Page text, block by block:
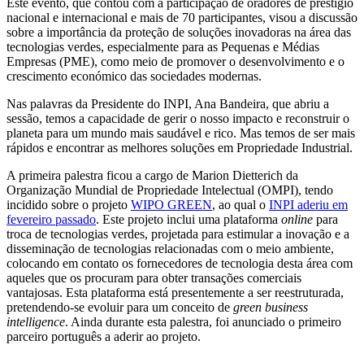
Este evento, que contou com a participação de oradores de prestígio
nacional e internacional e mais de 70 participantes, visou a discussão
sobre a importância da proteção de soluções inovadoras na área das
tecnologias verdes, especialmente para as Pequenas e Médias
Empresas (PME), como meio de promover o desenvolvimento e o
crescimento económico das sociedades modernas.
Nas palavras da Presidente do INPI, Ana Bandeira, que abriu a
sessão, temos a capacidade de gerir o nosso impacto e reconstruir o
planeta para um mundo mais saudável e rico. Mas temos de ser mais
rápidos e encontrar as melhores soluções em Propriedade Industrial.
A primeira palestra ficou a cargo de Marion Dietterich da
Organização Mundial de Propriedade Intelectual (OMPI), tendo
incidido sobre o projeto WIPO GREEN, ao qual o INPI aderiu em
fevereiro passado. Este projeto inclui uma plataforma online para
troca de tecnologias verdes, projetada para estimular a inovação e a
disseminação de tecnologias relacionadas com o meio ambiente,
colocando em contato os fornecedores de tecnologia desta área com
aqueles que os procuram para obter transações comerciais
vantajosas. Esta plataforma está presentemente a ser reestruturada,
pretendendo-se evoluir para um conceito de green business
intelligence. Ainda durante esta palestra, foi anunciado o primeiro
parceiro português a aderir ao projeto.